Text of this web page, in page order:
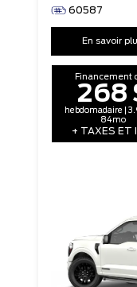
60587
En savoir
Financement
268
hebdomadaire |
84mo
+ TAXES ET